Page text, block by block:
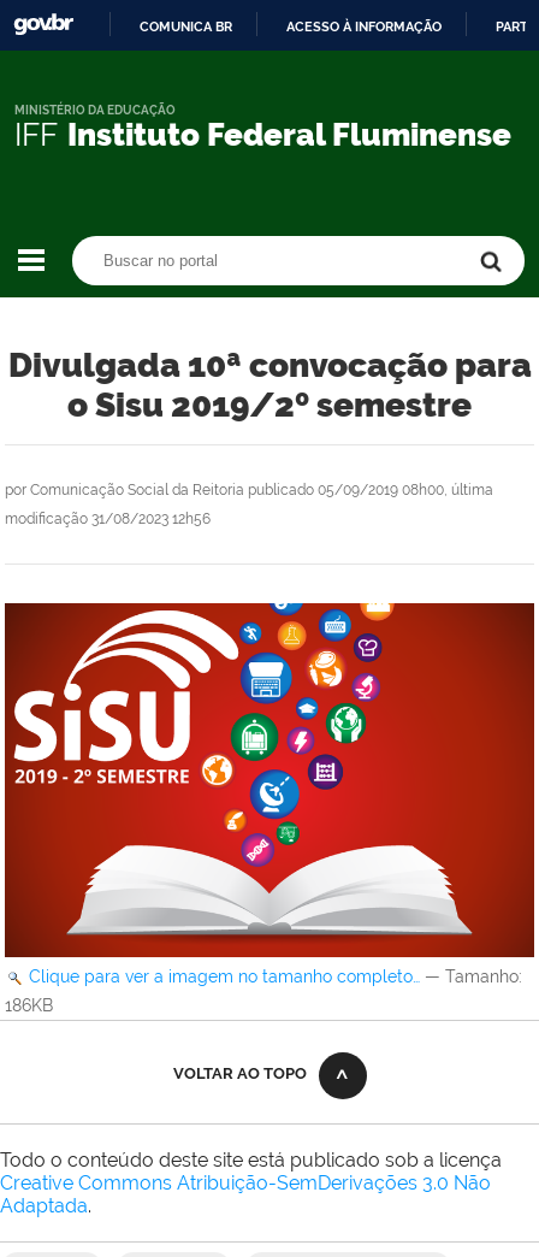
CONTEÚDO
COMUNICA BR ACESSO À INFORMAÇÃO
IFF Instituto Federal Fluminense
MINISTÉRIO DA EDUCAÇÃO
Divulgada 10ª convocação para
o Sisu 2019/2º semestre
por Comunicação Social da Reitoria publicado 05/09/2019 08h00, última
modificação 31/08/2023 12h56
Clique para ver a imagem no tamanho completo… — Tamanho:
186KB
VOLTAR AO TOPO
Todo o conteúdo deste site está publicado sob a licença
Creative Commons Atribuição-SemDerivações 3.0 Não
Adaptada.